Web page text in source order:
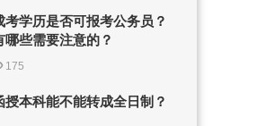
考学历是否可报考公务员？
哪些需要注意的？
175
授本科能不能转成全日制？